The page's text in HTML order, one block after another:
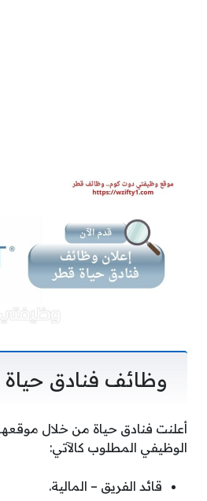
وظائف فنادق
أعلنت فنادق حياة من خلال
الوظيفي المطلوب كالآتي:
قائد الفريق – المالية.